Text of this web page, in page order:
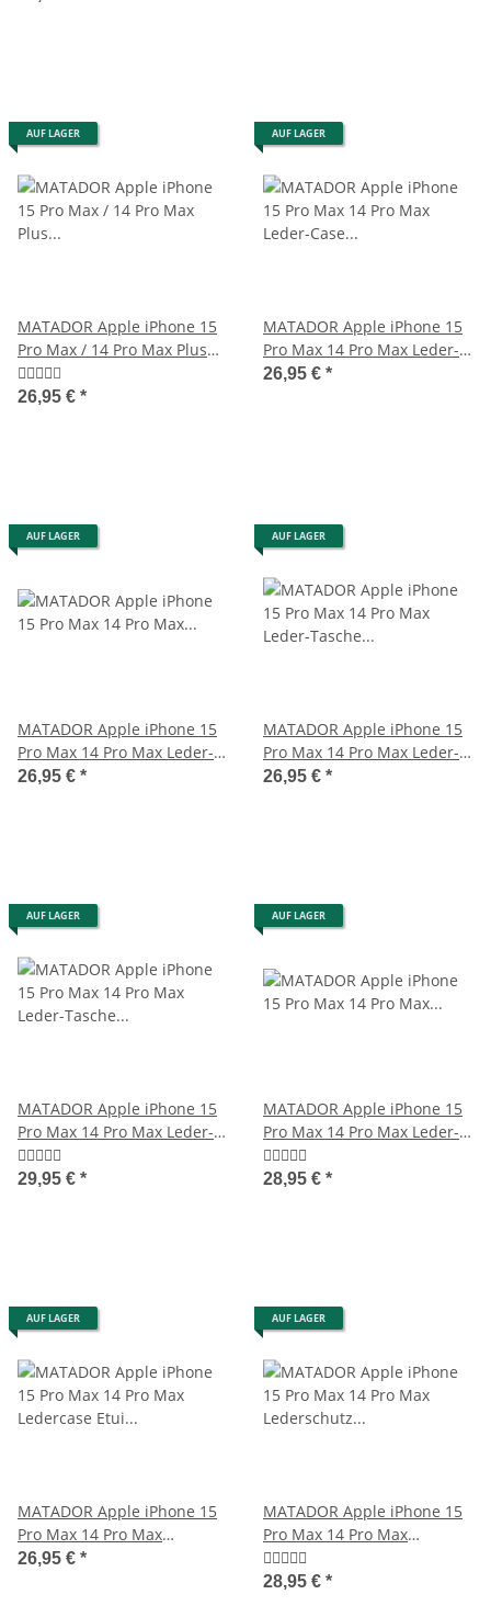
AUF LAGER
MATADOR Apple iPhone 15
Pro Max / 14 Pro Max Plus
Ledercase Braun
26,95 € *
AUF LAGER
MATADOR Apple iPhone 15
Pro Max 14 Pro Max Leder-
Case Etui Braun
26,95 € *
AUF LAGER
MATADOR Apple iPhone 15
Pro Max 14 Pro Max Leder-
Etui-Tasche Braun
26,95 € *
AUF LAGER
MATADOR Apple iPhone 15
Pro Max 14 Pro Max Leder-
Tasche Schwarz
26,95 € *
AUF LAGER
MATADOR Apple iPhone 15
Pro Max 14 Pro Max Leder-
Tasche Schwarz
29,95 € *
AUF LAGER
MATADOR Apple iPhone 15
Pro Max 14 Pro Max Leder-
Tasche-Etui Braun
28,95 € *
AUF LAGER
MATADOR Apple iPhone 15
Pro Max 14 Pro Max
Ledercase Etui Schwarz
26,95 € *
AUF LAGER
MATADOR Apple iPhone 15
Pro Max 14 Pro Max
Lederschutz Etui Braun
28,95 € *